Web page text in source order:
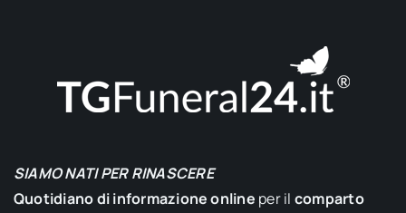
SIAMO NATI PER RINASCERE
Quotidiano di informazione online per il comparto